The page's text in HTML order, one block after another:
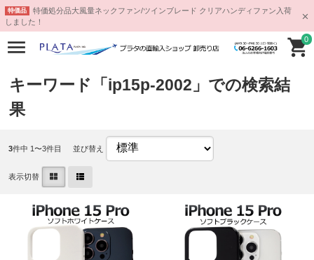
特価品
特価処分品大風量ネックファン/ツインブレード クリアハンディファン入荷
しました！
0
キーワード「ip15p-2002」での検索結
果
3件中 1〜3件目 並び替え
表示切替